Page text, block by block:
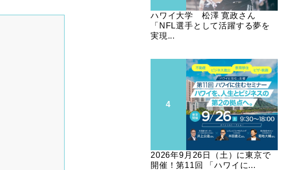
ハワイ大学 松澤 寛政さん
「NFL選手として活躍する夢を
実現...
2026年9月26日（土）に東京で
開催！第11回 「ハワイに...